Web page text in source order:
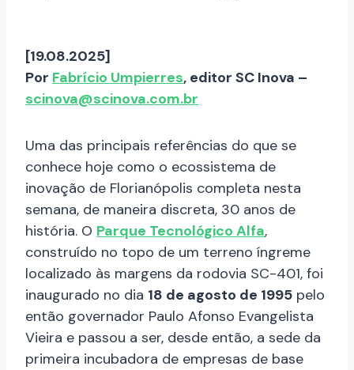
[19.08.2025]
Por Fabrício Umpierres, editor SC Inova –
scinova@scinova.com.br
Uma das principais referências do que se
conhece hoje como o ecossistema de
inovação de Florianópolis completa nesta
semana, de maneira discreta, 30 anos de
história. O Parque Tecnológico Alfa,
construído no topo de um terreno íngreme
localizado às margens da rodovia SC-401, foi
inaugurado no dia 18 de agosto de 1995 pelo
então governador Paulo Afonso Evangelista
Vieira e passou a ser, desde então, a sede da
primeira incubadora de empresas de base